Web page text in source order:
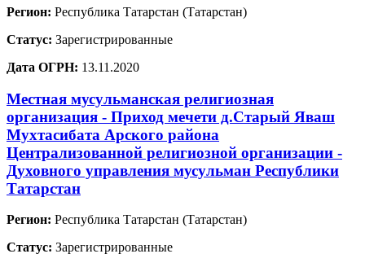
Регион: Республика Татарстан (Татарстан)
Статус: Зарегистрированные
Дата ОГРН: 13.11.2020
Местная мусульманская религиозная
организация - Приход мечети д.Старый Яваш
Мухтасибата Арского района
Централизованной религиозной организации -
Духовного управления мусульман Республики
Татарстан
Регион: Республика Татарстан (Татарстан)
Статус: Зарегистрированные